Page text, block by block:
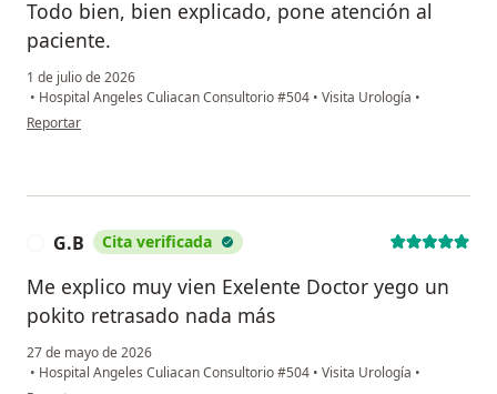
Todo bien, bien explicado, pone atención al
paciente.
1 de julio de 2026
• Hospital Angeles Culiacan Consultorio #504 • Visita Urología •
en opinión del usuario Aaa
Reportar
G.B Cita verificada
Me explico muy vien Exelente Doctor yego un
pokito retrasado nada más
27 de mayo de 2026
• Hospital Angeles Culiacan Consultorio #504 • Visita Urología •